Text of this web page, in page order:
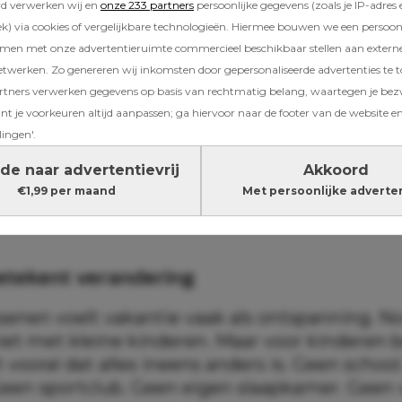
verwerken wij en onze 233 partners persoonlijke gegevens (zoals je IP-adres
via cookies of vergelijkbare technologieën. Hiermee bouwen we een
met onze advertentieruimte commercieel beschikbaar stellen aan
Zo genereren wij inkomsten door gepersonaliseerde advertenties te
verwerken gegevens op basis van rechtmatig belang, waartegen je
je voorkeuren altijd aanpassen; ga hiervoor naar de footer van de website
naar advertentievrij
€1,99 per maand
Akkoord
Met persoonlijke
een blij kind dat aftelt naar het zwembad, zit
naast je op de bank. Er wordt om alles
met broers en zussen en slapen lijkt
Dan ben je niet de enige. Want hoewel
iets leuks, kunnen kinderen er stiekem
verandering
voelt vakantie vaak als ontspanning.
met kleine kinderen. Maar voor kinderen
vooral dat alles ineens anders is. Geen
sportclub. Geen eigen slaapkamer. Geen